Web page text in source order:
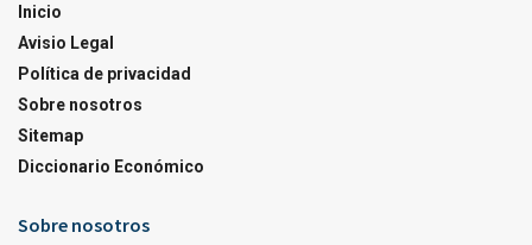
Inicio
Avisio Legal
Política de privacidad
Sobre nosotros
Sitemap
Diccionario Económico
Sobre nosotros